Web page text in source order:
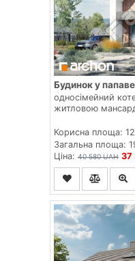
Будинок у
односімейний
житловою
Корисна площа:
Загальна площа:
Ціна: 40 580 UAH 37